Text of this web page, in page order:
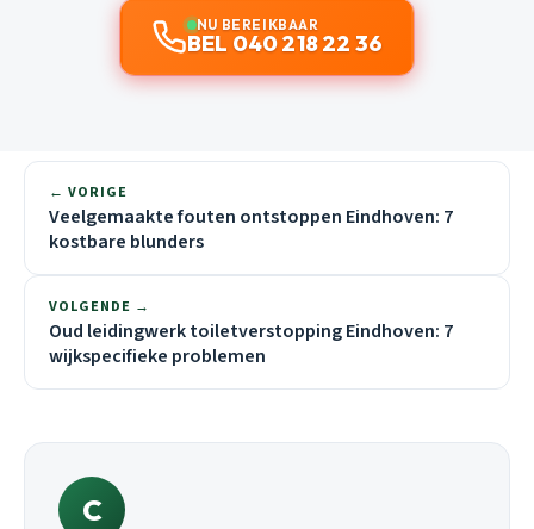
NU BEREIKBAAR
BEL 040 218 22 36
← VORIGE
Veelgemaakte fouten ontstoppen Eindhoven: 7
kostbare blunders
VOLGENDE →
Oud leidingwerk toiletverstopping Eindhoven: 7
wijkspecifieke problemen
C